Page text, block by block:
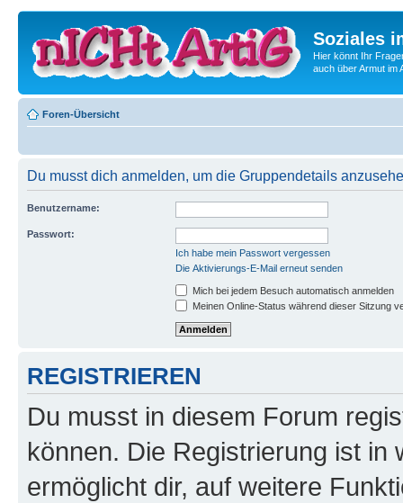
Soziales
Hier könnt Ihr
auch über Armut im
Foren-Übersicht
Du musst dich anmelden, um die Gruppendetails
Benutzername:
Passwort:
Ich habe mein Passwort vergessen
Die Aktivierungs-E-Mail erneut senden
Mich bei jedem Besuch automatisch anmelden
Meinen Online-Status während dieser Sitzung
REGISTRIEREN
Du musst in diesem Forum
können. Die Registrierung ist in
ermöglicht dir, auf weitere